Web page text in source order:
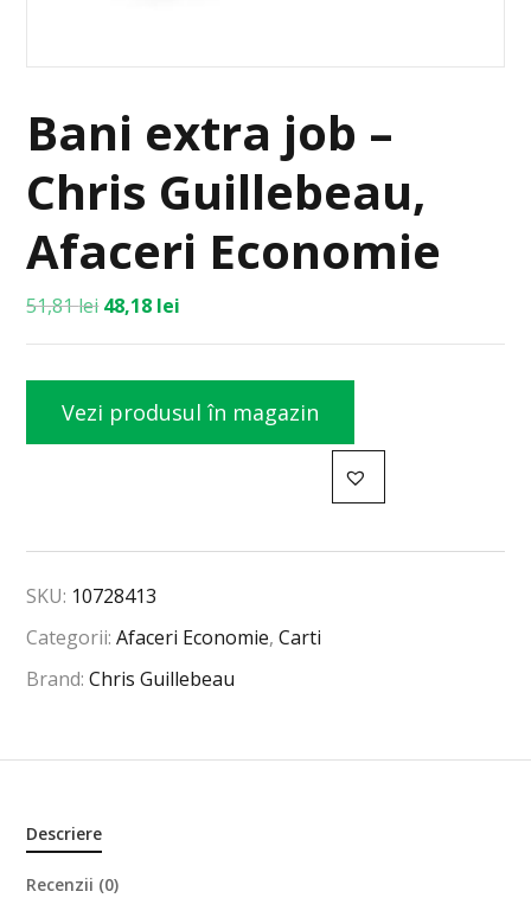
Bani extra job –
Chris Guillebeau,
Afaceri Economie
51,81lei 48,18 lei
Vezi produsul în magazin
SKU: 10728413
Categorii:Afaceri Economie,Carti
Brand:Chris Guillebeau
Descriere
Recenzii (0)